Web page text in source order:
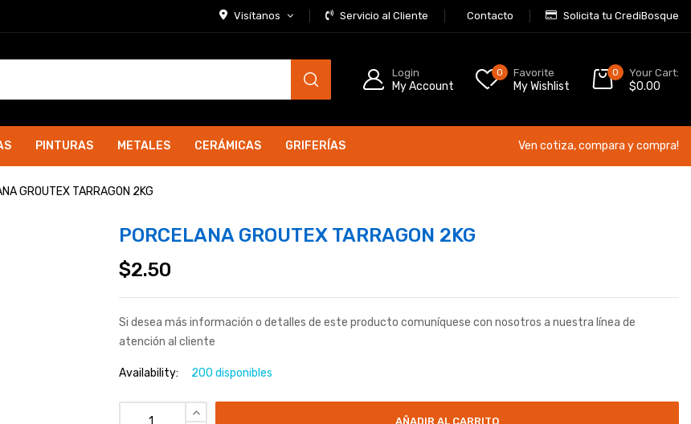
Visítanos Servicio al Cliente Contacto Solicita tu CrediBosque
Login
My Account
0 Favorite
My Wishlist
0 Your Cart:
$0.00
PINTURAS METALES CERÁMICAS GRIFERÍAS Ven cotiza, compara y compra!
GROUTEX TARRAGON 2KG
PORCELANA GROUTEX TARRAGON 2KG
$2.50
Si desea más información o detalles de este producto comuníquese con nosotros a nuestra línea de
atención al cliente
Availability: 200 disponibles
AÑADIR AL CARRITO